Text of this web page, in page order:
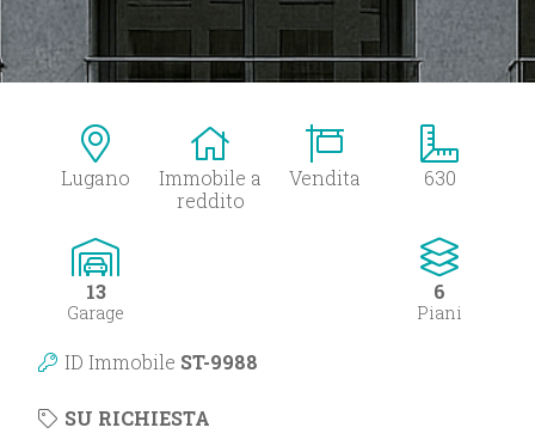
Lugano
Immobile a
reddito
Vendita 630
13
Garage
6
Piani
ID Immobile ST-9988
SU RICHIESTA